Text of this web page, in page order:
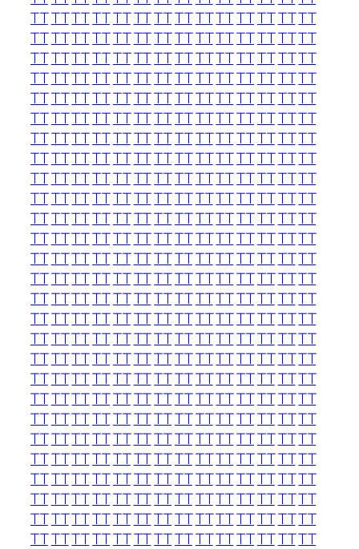
TTTTTTTTTTTTTTTTTTTTTTTTTTTT
TTTTTTTTTTTTTTTTTTTTTTTTTTTT
TTTTTTTTTTTTTTTTTTTTTTTTTTTT
TTTTTTTTTTTTTTTTTTTTTTTTTTTT
TTTTTTTTTTTTTTTTTTTTTTTTTTTT
TTTTTTTTTTTTTTTTTTTTTTTTTTTT
TTTTTTTTTTTTTTTTTTTTTTTTTTTT
TTTTTTTTTTTTTTTTTTTTTTTTTTTT
TTTTTTTTTTTTTTTTTTTTTTTTTTTT
TTTTTTTTTTTTTTTTTTTTTTTTTTTT
TTTTTTTTTTTTTTTTTTTTTTTTTTTT
TTTTTTTTTTTTTTTTTTTTTTTTTTTT
TTTTTTTTTTTTTTTTTTTTTTTTTTTT
TTTTTTTTTTTTTTTTTTTTTTTTTTTT
TTTTTTTTTTTTTTTTTTTTTTTTTTTT
TTTTTTTTTTTTTTTTTTTTTTTTTTTT
TTTTTTTTTTTTTTTTTTTTTTTTTTTT
TTTTTTTTTTTTTTTTTTTTTTTTTTTT
TTTTTTTTTTTTTTTTTTTTTTTTTTTT
TTTTTTTTTTTTTTTTTTTTTTTTTTTT
TTTTTTTTTTTTTTTTTTTTTTTTTTTT
TTTTTTTTTTTTTTTTTTTTTTTTTTTT
TTTTTTTTTTTTTTTTTTTTTTTTTTTT
TTTTTTTTTTTTTTTTTTTTTTTTTTTT
TTTTTTTTTTTTTTTTTTTTTTTTTTTT
TTTTTTTTTTTTTTTTTTTTTTTTTTTT
TTTTTTTTTTTTTTTTTTTTTTTTTTTT